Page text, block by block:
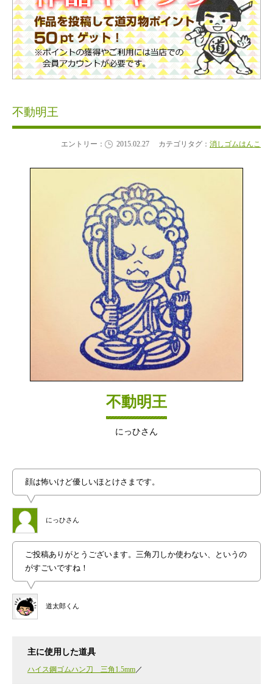
不動明王
エントリー： 2015.02.27 カテゴリタグ： 消しゴムはんこ
不動明王
にっひさん
にっひさん
顔は怖いけど優しいほとけさまです。
道太郎くん
ご投稿ありがとうございます。三角刀しか使わない、というの
がすごいですね！
主に使用した道具
ハイス鋼ゴムハン刀 三角1.5mm